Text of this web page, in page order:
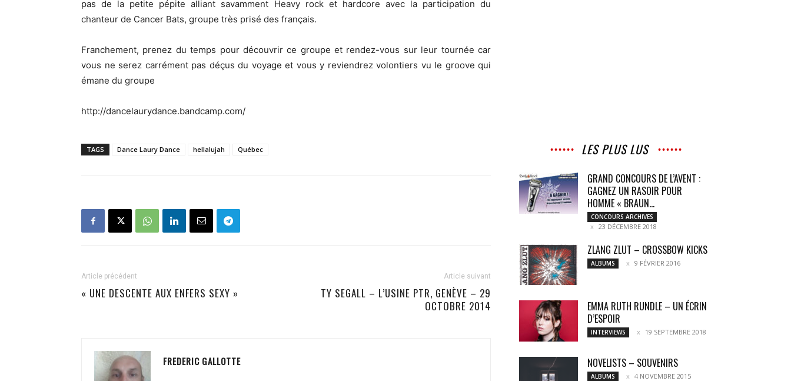
pas de la petite pépite alliant savamment Heavy rock et hardcore avec la participation du
chanteur de Cancer Bats, groupe très prisé des français.
Franchement, prenez du temps pour découvrir ce groupe et rendez-vous sur leur tournée car
vous ne serez carrément pas déçus du voyage et vous y reviendrez volontiers vu le groove qui
émane du groupe
http://dancelaurydance.bandcamp.com/
TAGS Dance Laury Dance hellalujah Québec
Article précédent
« UNE DESCENTE AUX ENFERS SEXY »
Article suivant
TY SEGALL – L’USINE PTR, GENÈVE – 29
OCTOBRE 2014
FREDERIC GALLOTTE
LES PLUS LUS
GRAND CONCOURS DE L’AVENT :
GAGNEZ UN RASOIR POUR
HOMME « BRAUN...
CONCOURS ARCHIVES
23 DÉCEMBRE 2018
ZLANG ZLUT – CROSSBOW KICKS
ALBUMS 9 FÉVRIER 2016
EMMA RUTH RUNDLE – UN ÉCRIN
D’ESPOIR
INTERVIEWS 19 SEPTEMBRE 2018
NOVELISTS – SOUVENIRS
ALBUMS 4 NOVEMBRE 2015